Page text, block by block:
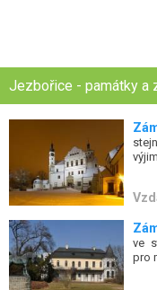
Jezbořice - památky a
ve
pro